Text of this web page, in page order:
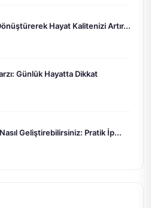
Hayat Kalitenizi Artır...
Günlük Hayatta Dikkat
Nasıl Geliştirebilirsiniz: Pratik İp...